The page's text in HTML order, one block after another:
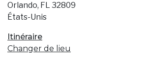
Orlando, FL 32809
États-Unis
Itinéraire
Changer de lieu